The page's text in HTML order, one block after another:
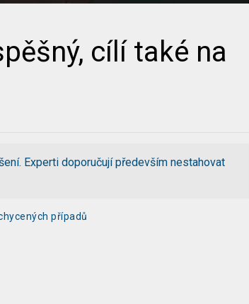
cílí také na
Experti doporučují především nestahovat
případů